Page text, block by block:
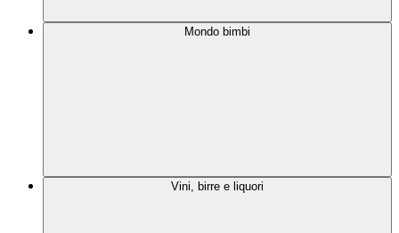
Mondo bimbi
Vini, birre e liquori